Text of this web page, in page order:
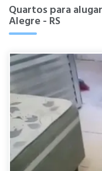
Quartos para
Alegre - RS